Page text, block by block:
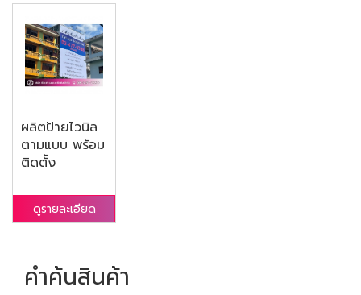
ผลิตป้ายไวนิล
ตามแบบ พร้อม
ติดตั้ง
ดูรายละเอียด
คำค้นสินค้า